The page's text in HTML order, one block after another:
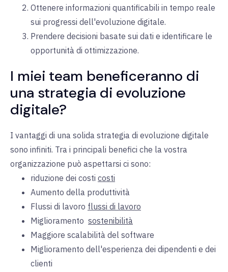
Ottenere informazioni quantificabili in tempo reale
sui progressi dell'evoluzione digitale.
Prendere decisioni basate sui dati e identificare le
opportunità di ottimizzazione.
I miei team beneficeranno di
una strategia di evoluzione
digitale?
I vantaggi di una solida strategia di evoluzione digitale
sono infiniti. Tra i principali benefici che la vostra
organizzazione può aspettarsi ci sono:
riduzione dei costi costi
Aumento della produttività
Flussi di lavoro flussi di lavoro
Miglioramento sostenibilità
Maggiore scalabilità del software
Miglioramento dell'esperienza dei dipendenti e dei
clienti